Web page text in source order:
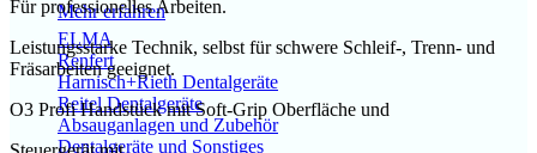
Mehr erfahren
ELMA
Renfert
Harnisch+Rieth Dentalgeräte
Reitel Dentalgeräte
Absauganlagen und Zubehör
Dentalgeräte und Sonstiges
Für professionelles Arbeiten.
Leistungsstarke Technik, selbst für schwere Schleif-, Trenn- und
Fräsarbeiten geeignet.
O3 Profi Handstück mit Soft-Grip Oberfläche und